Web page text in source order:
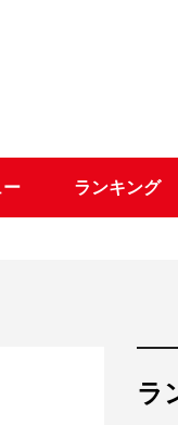
ー ランキング
ラ